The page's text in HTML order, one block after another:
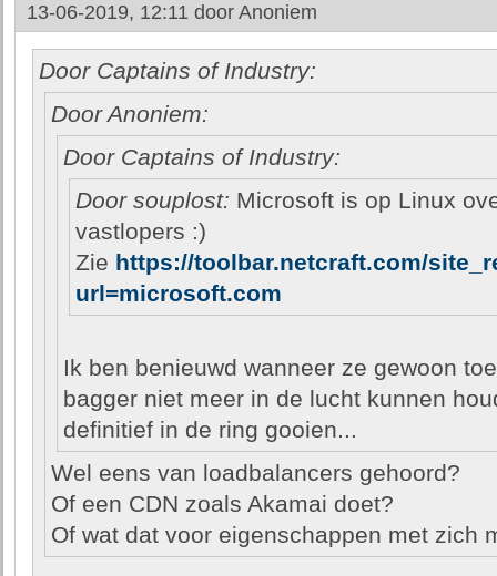
13-06-2019, 12:11 door Anoniem
Door Captains of Industry:
Door Anoniem:
Door Captains of Industry:
Door souplost: Microsoft is op Linux
vastlopers :)
Zie https://toolbar.netcraft.com/
url=microsoft.com
Ik ben benieuwd wanneer ze gewoon
bagger niet meer in de lucht kunnen
definitief in de ring gooien...
Wel eens van loadbalancers gehoord?
Of een CDN zoals Akamai doet?
Of wat dat voor eigenschappen met zich